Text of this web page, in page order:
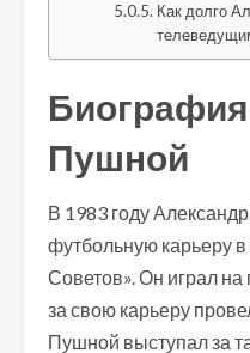
Как долго
Пушной
В 1983 году
футбольную карьеру
Советов». Он играл
за свою карьеру
Пушной выступал за